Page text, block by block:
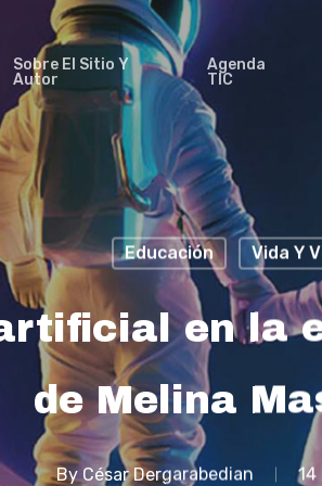
Sobre El Sitio Y
Autor
Agenda
TIC
Educación Vida Y
en la
de Melina
By César Dergarabedian 14